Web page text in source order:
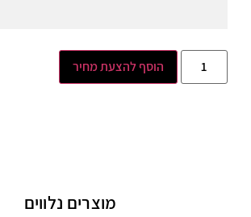
הוסף להצעת מחיר
מוצרים נלווים